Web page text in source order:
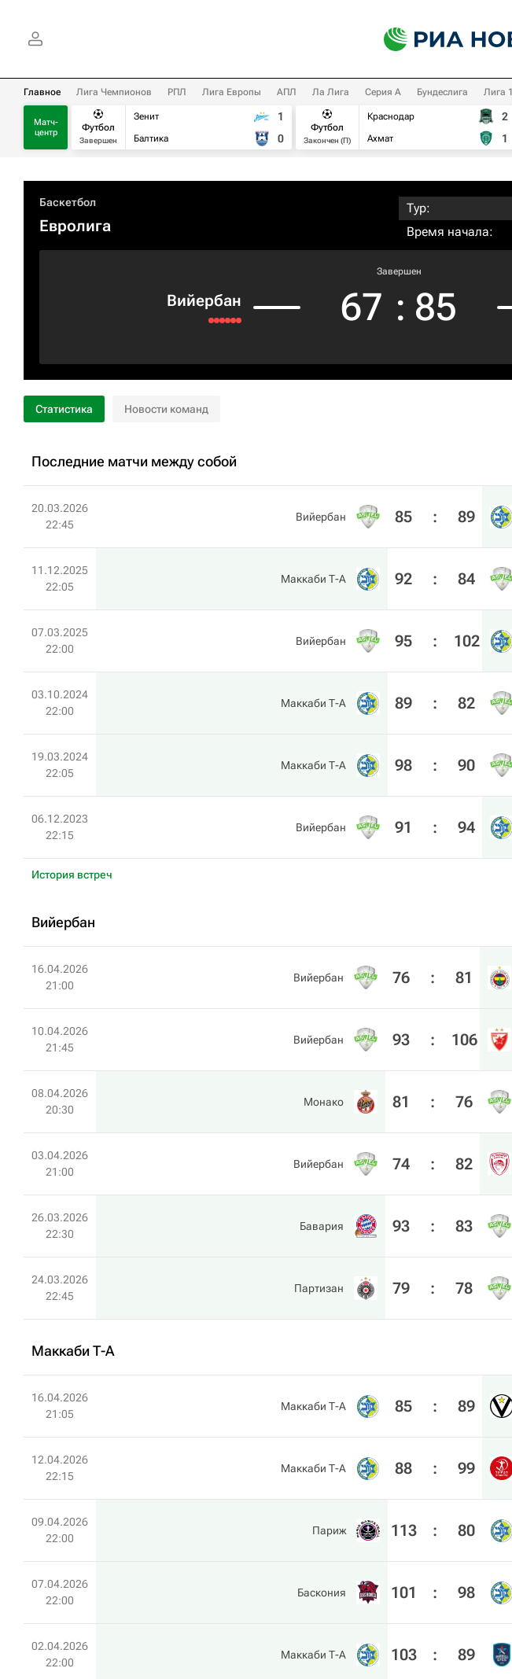
Главное Лига Чемпионов РПЛ Лига Европы АПЛ Ла Лига Серия А Бундеслига Лига 1
Матч-
центр
Футбол
Завершен
Зенит
Балтика
1
0
Футбол
Закончен (П)
Краснодар
Ахмат
2
1
Баскетбол
Евролига
Тур:
Время начала:
Вийербан
Завершен
67 : 85
Статистика Новости команд
Последние матчи между собой
20.03.2026
22:45
Вийербан 85 : 89
11.12.2025
22:05
Маккаби Т-А 92 : 84
07.03.2025
22:00
Вийербан 95 : 102
03.10.2024
22:00
Маккаби Т-А 89 : 82
19.03.2024
22:05
Маккаби Т-А 98 : 90
06.12.2023
22:15
Вийербан 91 : 94
История встреч
Вийербан
16.04.2026
21:00
Вийербан 76 : 81
10.04.2026
21:45
Вийербан 93 : 106
08.04.2026
20:30
Монако 81 : 76
03.04.2026
21:00
Вийербан 74 : 82
26.03.2026
22:30
Бавария 93 : 83
24.03.2026
22:45
Партизан 79 : 78
Маккаби Т-А
16.04.2026
21:05
Маккаби Т-А 85 : 89
12.04.2026
22:15
Маккаби Т-А 88 : 99
09.04.2026
22:00
Париж 113 : 80
07.04.2026
22:00
Баскония 101 : 98
02.04.2026
22:00
Маккаби Т-А 103 : 89